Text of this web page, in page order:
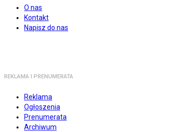
O nas
Kontakt
Napisz do nas
REKLAMA I PRENUMERATA
Reklama
Ogłoszenia
Prenumerata
Archiwum